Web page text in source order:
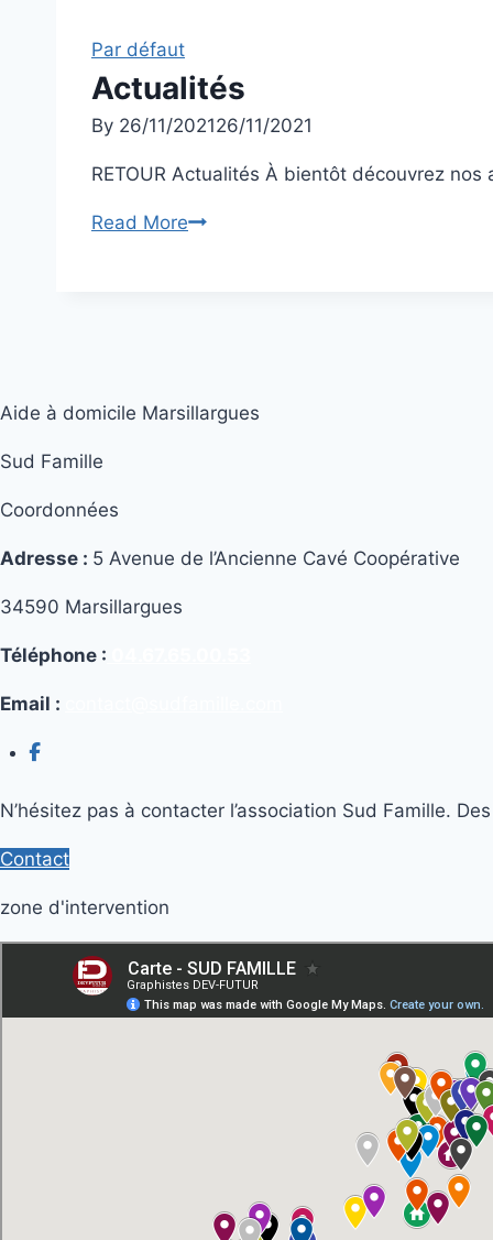
Par défaut
Actualités
By 26/11/202126/11/2021
RETOUR Actualités À bientôt découvrez nos
Read MoreActualités
Aide à domicile Marsillargues
Sud Famille
Coordonnées
Adresse : 5 Avenue de l’Ancienne Cavé Coopérative
34590 Marsillargues
Téléphone :
Email :
N’hésitez pas à contacter l’association Sud Famille.
Contact
zone d'intervention